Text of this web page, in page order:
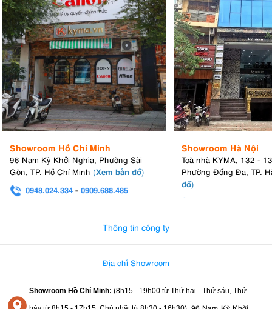
Showroom Hồ Chí Minh
96 Nam Kỳ Khởi Nghĩa, Phường Sài
Gòn, TP. Hồ Chí Minh (Xem bản đồ)
0948.024.334 - 0909.688.485
Showroom Hà Nội
Toà nhà KYMA, 132 -
Phường Đống Đa, TP.
đồ)
Thông tin công ty
Địa chỉ Showroom
Showroom Hồ Chí Minh: (8h15 - 19h00 từ Thứ hai - Thứ sáu, Thứ